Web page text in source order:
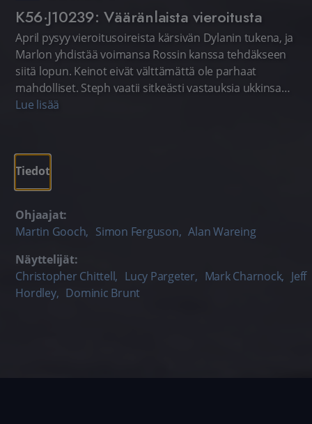
K56·J10239: Vääränlaista vieroitusta
April pysyy vieroitusoireista kärsivän Dylanin tukena, ja
Marlon yhdistää voimansa Rossin kanssa tehdäkseen
siitä lopun. Keinot eivät välttämättä ole parhaat
mahdolliset. Steph vaatii sitkeästi vastauksia ukkinsa
kohtalosta.
Lue lisää
Tiedot
Ohjaajat:
Martin Gooch, Simon Ferguson, Alan Wareing
Näyttelijät:
Christopher Chittell, Lucy Pargeter, Mark Charnock, Jeff
Hordley, Dominic Brunt